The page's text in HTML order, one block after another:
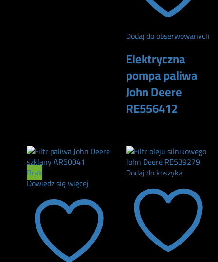
Dodaj do obserwowanych
Elektryczna
pompa paliwa
John Deere
RE556412
Brak
Dowiedz się więcej
Dodaj do koszyka